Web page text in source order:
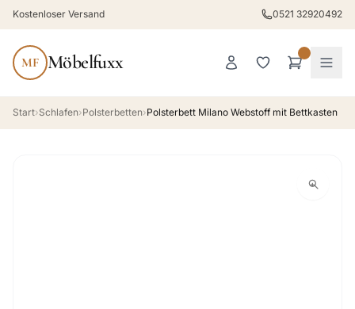
Kostenloser Versand 0521 32920492
MF Möbelfuxx
Start›Schlafen›Polsterbetten›Polsterbett Milano Webstoff mit Bettkasten